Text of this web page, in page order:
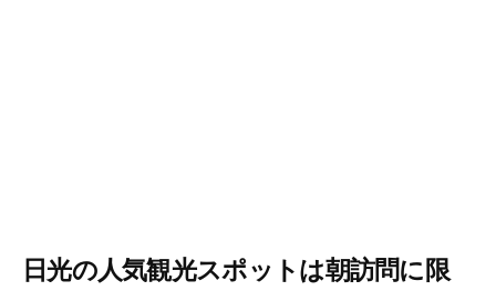
日光の人気観光スポットは朝訪問に限